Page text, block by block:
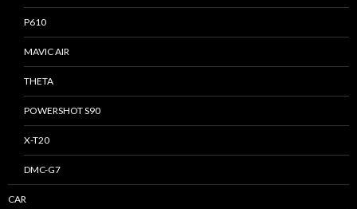
P610
MAVIC AIR
THETA
POWERSHOT S90
X-T20
DMC-G7
CAR